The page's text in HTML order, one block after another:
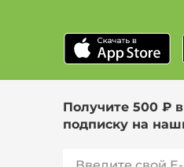
Получите 500 ₽
подписку на